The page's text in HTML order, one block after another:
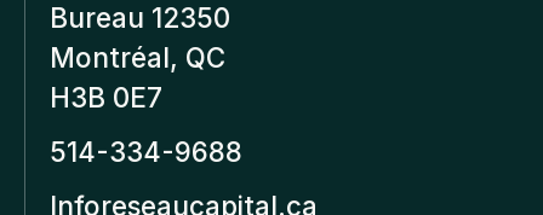
Bureau 12350
Montréal, QC
H3B 0E7
514-334-9688
Inforeseaucapital.ca